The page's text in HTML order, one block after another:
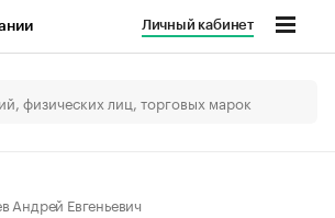
Личный кабинет
Андрей Евгеньевич